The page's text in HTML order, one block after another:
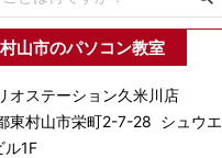
山市のパソコン教室
オステーション久米川店
東村山市栄町2-7-28 シュウエ
ル1F